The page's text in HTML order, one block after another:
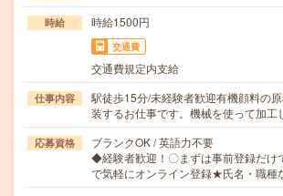
時給 時給1500円
交通費
交通費規定内支給
仕事内容
駅徒歩15分/未経験者歓迎有機顔料の
装するお仕事です。機械を使って加
応募資格
ブランクOK / 英語力不要
◆経験者歓迎！〇まずは事前登録だけ
で気軽にオンライン登録★氏名・職